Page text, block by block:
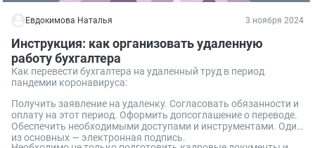
Евдокимова Наталья 3 ноября 2024
Инструкция: как организовать удаленную
работу бухгалтера
Как перевести бухгалтера на удаленный труд в период
пандемии коронавируса:
Получить заявление на удаленку. Согласовать обязанности и
оплату на этот период. Оформить допсоглашение о переводе.
Обеспечить необходимыми доступами и инструментами. Один
из основных — электронная подпись.